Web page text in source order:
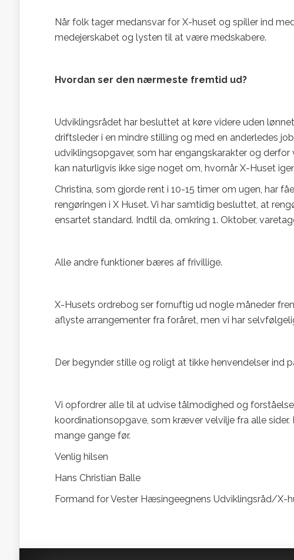
Når folk tager medansvar for X-huset og spiller ind
medejerskabet og lysten til at være medskabere.
Hvordan ser den nærmeste fremtid ud?
Udviklingsrådet har besluttet at køre videre uden
driftsleder i en mindre stilling og med en anderledes
udviklingsopgaver, som har engangskarakter og
kan naturligvis ikke sige noget om, hvornår X-Huset
Christina, som gjorde rent i 10-15 timer om ugen, har
rengøringen i X Huset. Vi har samtidig besluttet, at
ensartet standard. Indtil da, omkring 1. Oktober,
Alle andre funktioner bæres af frivillige.
X-Husets ordrebog ser fornuftig ud nogle måneder
aflyste arrangementer fra foråret, men vi har
Der begynder stille og roligt at tikke henvendelser ind
Vi opfordrer alle til at udvise tålmodighed og
koordinationsopgave, som kræver velvilje fra alle
mange gange før.
Venlig hilsen
Hans Christian Balle
Formand for Vester Hæsingeegnens Udviklingsråd/X-